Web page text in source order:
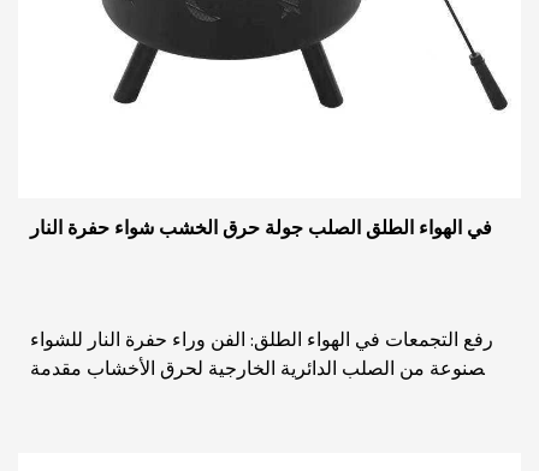
في الهواء الطلق الصلب جولة حرق الخشب شواء حفرة النار
رفع التجمعات في الهواء الطلق: الفن وراء حفرة النار للشواء
المصنوعة من الصلب الدائرية الخارجية لحرق الأخشاب مقدمة